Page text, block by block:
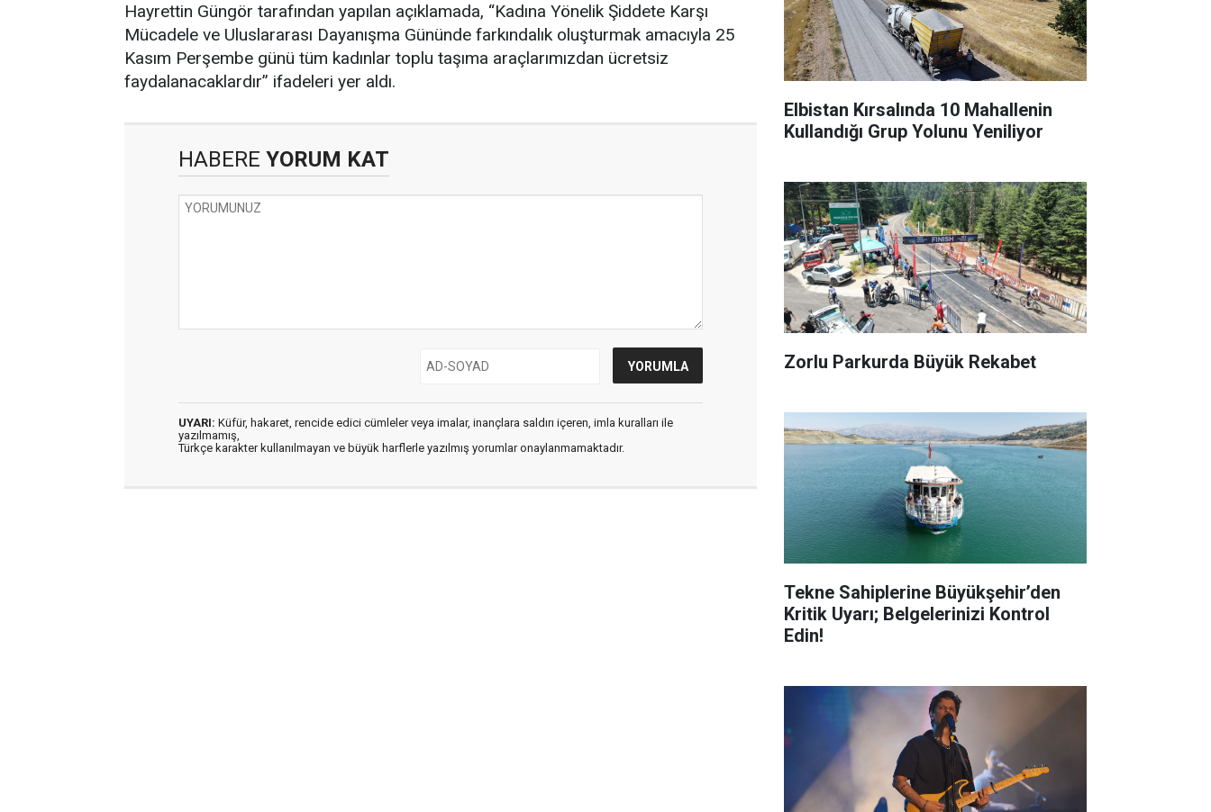
Hayrettin Güngör tarafından yapılan açıklamada, “Kadına Yönelik Şiddete Karşı
Mücadele ve Uluslararası Dayanışma Gününde farkındalık oluşturmak amacıyla 25
Kasım Perşembe günü tüm kadınlar toplu taşıma araçlarımızdan ücretsiz
faydalanacaklardır” ifadeleri yer aldı.
HABERE YORUM KAT
UYARI: Küfür, hakaret, rencide edici cümleler veya imalar, inançlara saldırı içeren, imla kuralları ile
yazılmamış,
Türkçe karakter kullanılmayan ve büyük harflerle yazılmış yorumlar onaylanmamaktadır.
Elbistan Kırsalında 10 Mahallenin
Kullandığı Grup Yolunu Yeniliyor
Zorlu Parkurda Büyük Rekabet
Tekne Sahiplerine Büyükşehir’den
Kritik Uyarı; Belgelerinizi Kontrol
Edin!